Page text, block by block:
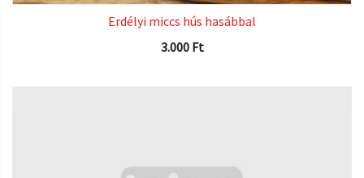
Erdélyi miccs hús hasábbal
3.000 Ft